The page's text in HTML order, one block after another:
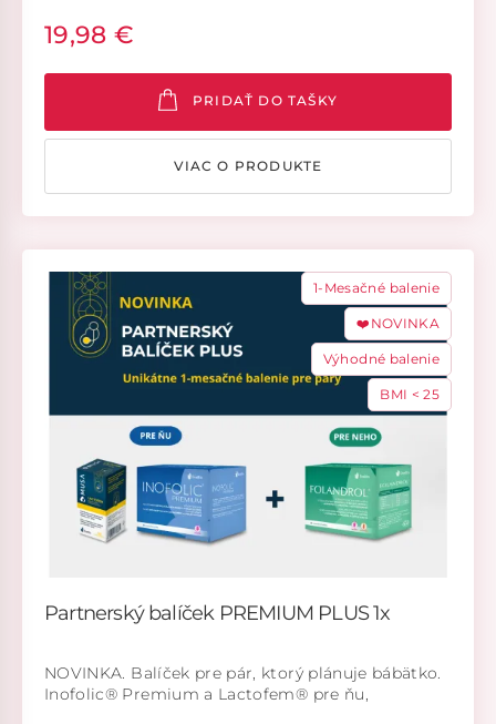
19,98 €
PRIDAŤ DO TAŠKY
VIAC O PRODUKTE
1-Mesačné balenie
❤️NOVINKA
Výhodné balenie
BMI < 25
Partnerský balíček PREMIUM PLUS 1x
NOVINKA. Balíček pre pár, ktorý plánuje bábätko.
Inofolic® Premium a Lactofem® pre ňu,